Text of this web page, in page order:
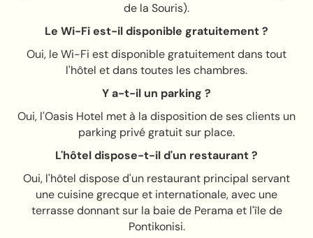
de la Souris).
Le Wi-Fi est-il disponible gratuitement ?
Oui, le Wi-Fi est disponible gratuitement dans tout
l'hôtel et dans toutes les chambres.
Y a-t-il un parking ?
Oui, l'Oasis Hotel met à la disposition de ses clients un
parking privé gratuit sur place.
L'hôtel dispose-t-il d'un restaurant ?
Oui, l'hôtel dispose d'un restaurant principal servant
une cuisine grecque et internationale, avec une
terrasse donnant sur la baie de Perama et l'île de
Pontikonisi.